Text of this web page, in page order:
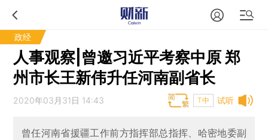
政经
人事观察|曾邀习近平考察中原 郑
州市长王新伟升任河南副省长
试听
2020年03月31日 14:43 T中
曾任河南省援疆工作前方指挥部总指挥、哈密地委副